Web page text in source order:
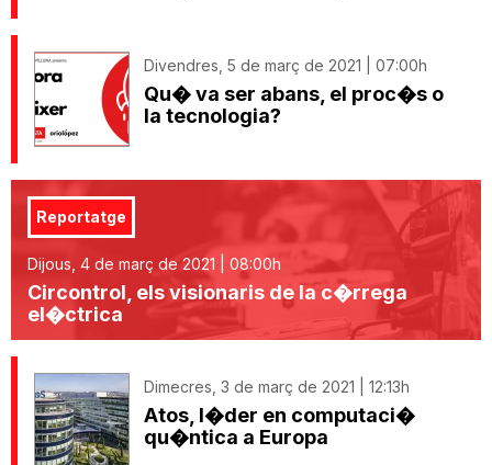
Divendres, 5 de març de 2021 | 07:00h
Qu� va ser abans, el proc�s o
la tecnologia?
Reportatge
Dijous, 4 de març de 2021 | 08:00h
Circontrol, els visionaris de la c�rrega
el�ctrica
Dimecres, 3 de març de 2021 | 12:13h
Atos, l�der en computaci�
qu�ntica a Europa